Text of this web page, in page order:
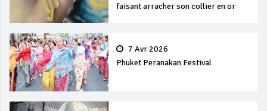
faisant arracher son collier en or
7 Avr 2026
Phuket Peranakan Festival